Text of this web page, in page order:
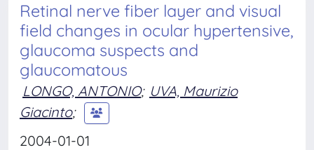
Retinal nerve fiber layer and visual
field changes in ocular hypertensive,
glaucoma suspects and
glaucomatous
LONGO, ANTONIO; UVA, Maurizio
Giacinto;
2004-01-01